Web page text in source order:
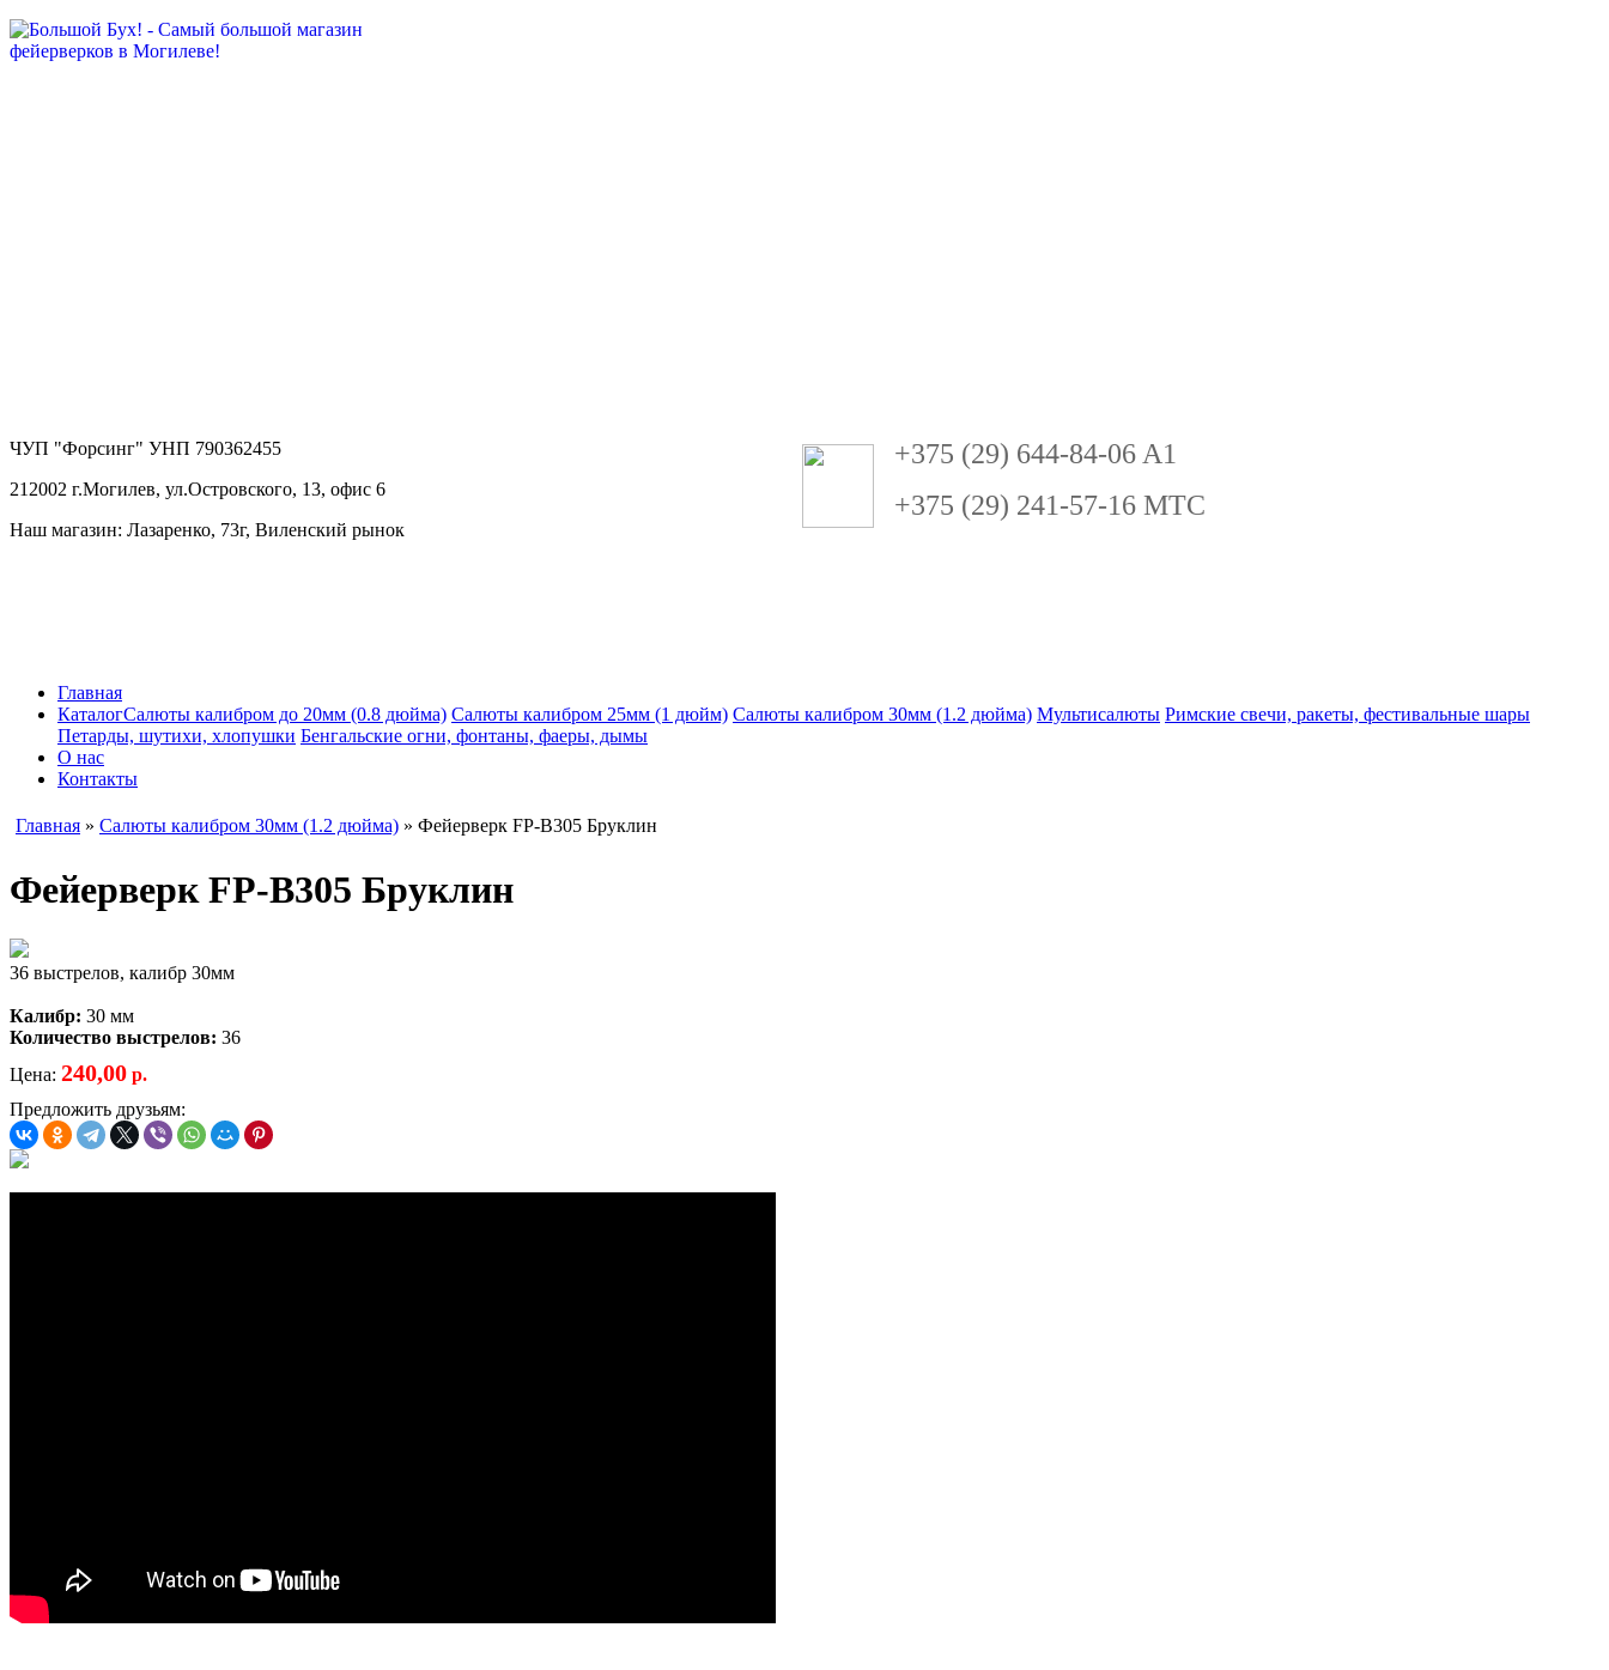
ЧУП "Форсинг" УНП 790362455
212002 г.Могилев, ул.Островского, 13, офис 6
Наш магазин: Лазаренко, 73г, Виленский рынок
+375 (29) 644-84-06 A1
+375 (29) 241-57-16 MTC
Главная
КаталогСалюты калибром до 20мм (0.8 дюйма) Салюты калибром 25мм (1 дюйм) Салюты калибром 30мм (1.2 дюйма) Мультисалюты Римские свечи, ракеты, фестивальные шары
Петарды, шутихи, хлопушки Бенгальские огни, фонтаны, фаеры, дымы
О нас
Контакты
Главная » Салюты калибром 30мм (1.2 дюйма) » Фейерверк FP-B305 Бруклин
Фейерверк FP-B305 Бруклин
36 выстрелов, калибр 30мм
Калибр: 30 мм
Количество выстрелов: 36
Цена: 240,00 р.
Предложить друзьям: